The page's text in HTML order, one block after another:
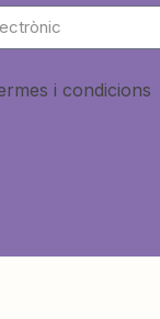
i condicions